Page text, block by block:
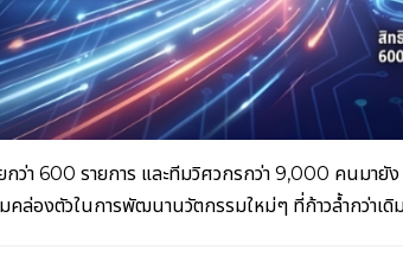
ว่า 600 รายการ และทีมวิศวกรกว่า 9,000 คนมา
ล่องตัวในการพัฒนานวัตกรรมใหม่ๆ ที่ก้าวล้ำกว่าเดิ